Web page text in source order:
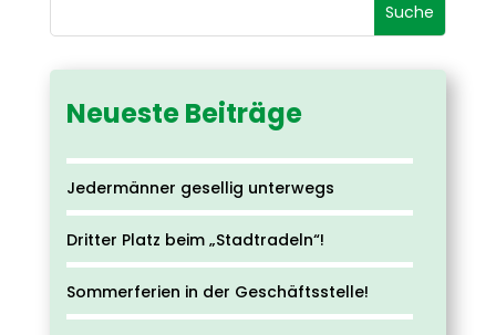
Neueste Beiträge
Jedermänner gesellig unterwegs
Dritter Platz beim „Stadtradeln“!
Sommerferien in der Geschäftsstelle!